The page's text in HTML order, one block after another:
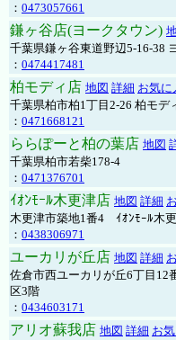
： 0473057661
鎌ヶ谷店(ヨークタウン)
千葉県鎌ヶ谷東道野辺5-16-38
： 0474417481
柏モディ店 地図 詳細 お気に
千葉県柏市柏1丁目2-26 柏モデ
： 0471668121
ららぽーと柏の葉店 地図
千葉県柏市若柴178-4
： 0471376701
ｲｵﾝﾓｰﾙ木更津店 地図 詳細
木更津市築地1番4 ｲｵﾝﾓｰﾙ木
： 0438306971
ユーカリが丘店 地図 詳細
佐倉市西ユーカリが丘6丁目
区3階
： 0434603171
アリオ蘇我店 地図 詳細 お